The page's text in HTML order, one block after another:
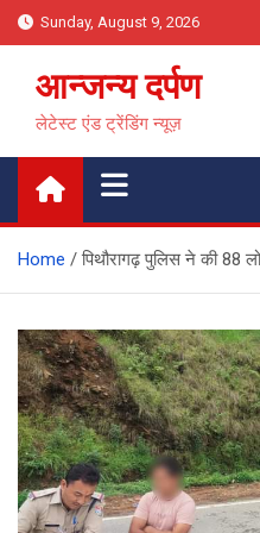
Skip
to
content
Sunday, August 9, 2026
आन्जन्य दर्पण
लेटेस्ट एंड ट्रेंडिंग न्यूज़
Home पिथौरागढ़ पुलिस ने की 88